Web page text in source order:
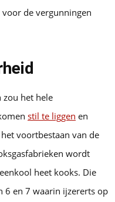
de vergunningen
zou het hele
stil te liggen en
voortbestaan van de
wordt
heet kooks. Die
6 en 7 waarin ijzererts op